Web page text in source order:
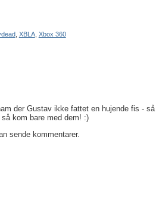
XBLA, Xbox 360
der Gustav ikke fattet en hujende fis - så
kom bare med dem! :)
sende kommentarer.